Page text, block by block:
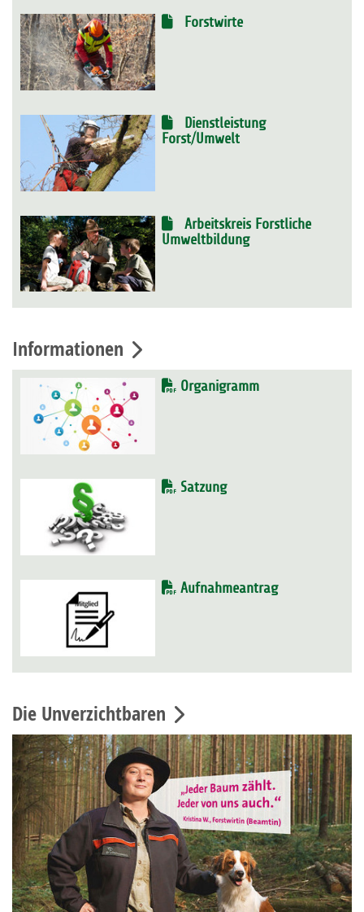
Forstwirte
Dienstleistung
Forst/Umwelt
Arbeitskreis Forstliche
Umweltbildung
Informationen
Organigramm
Satzung
Aufnahmeantrag
Die Unverzichtbaren